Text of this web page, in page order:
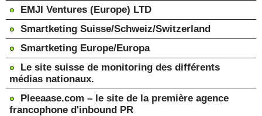
EMJI Ventures (Europe) LTD
Smartketing Suisse/Schweiz/Switzerland
Smartketing Europe/Europa
Le site suisse de monitoring des différents
médias nationaux.
Pleeaase.com – le site de la première agence
francophone d'inbound PR